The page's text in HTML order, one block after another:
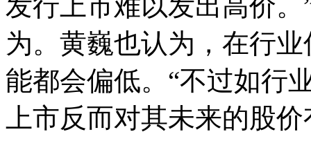
为。黄巍也认为，在行
能都会偏低。“不过如行
上市反而对其未来的股